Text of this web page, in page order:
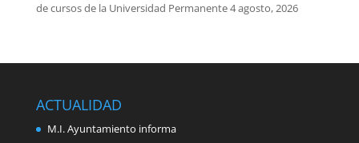
de cursos de la Universidad Permanente4 agosto, 2026
ACTUALIDAD
M.I. Ayuntamiento informa